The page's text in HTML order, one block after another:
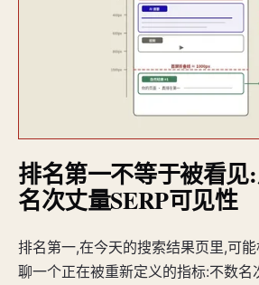
排名第一不等于被看
名次丈量SERP可见性
排名第一,在今天的搜索结果页里,可
聊一个正在被重新定义的指标:不数